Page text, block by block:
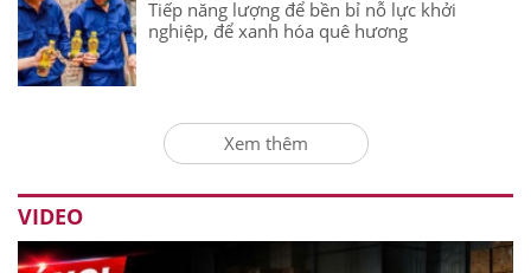
Tiếp năng lượng để bền bỉ nỗ lực khởi
nghiệp, để xanh hóa quê hương
Xem thêm
VIDEO